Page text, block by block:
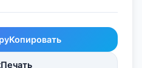
Копировать
Печать